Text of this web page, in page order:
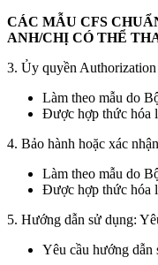
CÁC MẪU CFS
ANH/CHỊ CÓ THỂ
3. Ủy quyền
Làm theo mẫu do
Được hợp thức hóa
4. Bảo hành hoặc xác
Làm theo mẫu do
Được hợp thức hóa
5. Hướng dẫn sử dụng:
Yêu cầu hướng dẫn